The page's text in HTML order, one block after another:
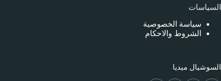
السياسات
سياسة الخصوصية
الشروط والاحكام
السوشيال ميديا